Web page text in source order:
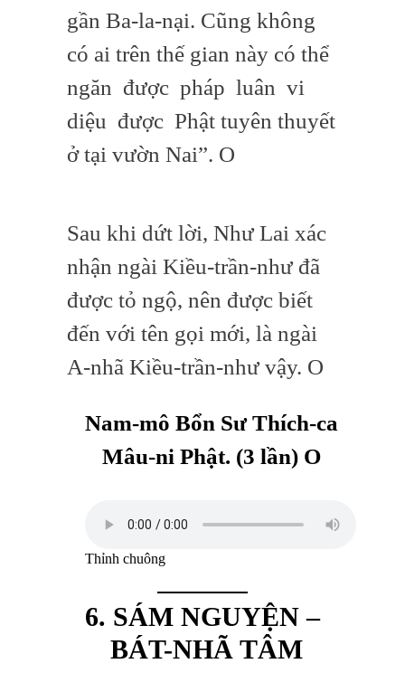
gần Ba-la-nại. Cũng không
có ai trên thế gian này có thể
ngăn được pháp luân vi
diệu được Phật tuyên thuyết
ở tại vườn Nai”. O
Sau khi dứt lời, Như Lai xác
nhận ngài Kiều-trần-như đã
được tỏ ngộ, nên được biết
đến với tên gọi mới, là ngài
A-nhã Kiều-trần-như vậy. O
Nam-mô Bổn Sư Thích-ca
Mâu-ni Phật. (3 lần) O
Thỉnh chuông
6. SÁM NGUYỆN –
BÁT-NHÃ TÂM